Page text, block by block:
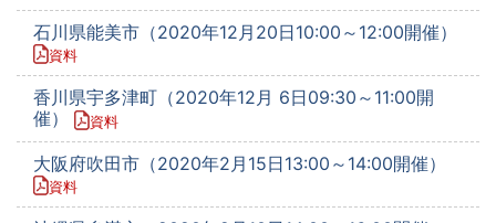
石川県能美市（2020年12月20日10:00～12:00開催）
資料
香川県宇多津町（2020年12月 6日09:30～11:00開
催）
資料
大阪府吹田市（2020年2月15日13:00～14:00開催）
資料